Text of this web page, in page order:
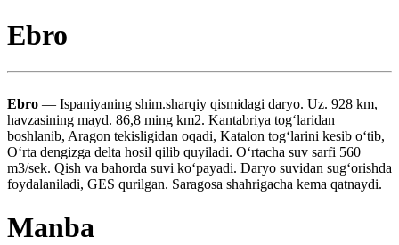
Ebro
Ebro — Ispaniyaning shim.sharqiy qismidagi daryo. Uz. 928 km,
havzasining mayd. 86,8 ming km2. Kantabriya tog‘laridan
boshlanib, Aragon tekisligidan oqadi, Katalon tog‘larini kesib o‘tib,
O‘rta dengizga delta hosil qilib quyiladi. O‘rtacha suv sarfi 560
m3/sek. Qish va bahorda suvi ko‘payadi. Daryo suvidan sug‘orishda
foydalaniladi, GES qurilgan. Saragosa shahrigacha kema qatnaydi.
Manba